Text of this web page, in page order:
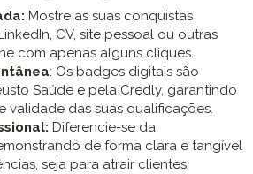
Mostre as suas conquistas
CV, site pessoal ou outras
com apenas alguns cliques.
: Os badges digitais são
Saúde e pela Credly, garantindo
validade das suas qualificações.
Diferencie-se da
de forma clara e tangível
seja para atrair clientes,